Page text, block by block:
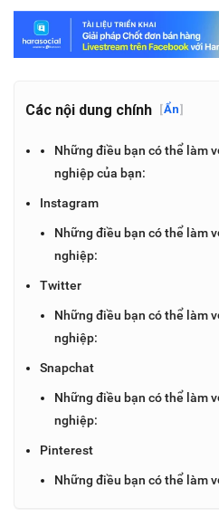
Các nội dung chính [Ẩn]
Những điều bạn có thể làm
nghiệp của bạn:
Instagram
Những điều bạn có thể làm
nghiệp:
Twitter
Những điều bạn có thể làm
nghiệp:
Snapchat
Những điều bạn có thể làm
nghiệp:
Pinterest
Những điều bạn có thể làm